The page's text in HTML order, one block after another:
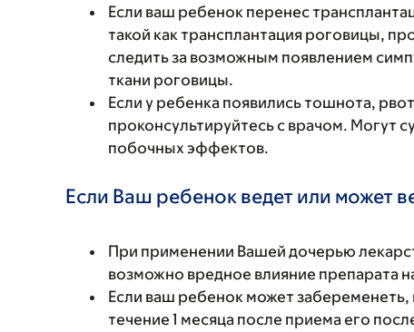
Если ваш ребенок перенес
такой как трансплантация роговицы,
следить за возможным появлением
ткани роговицы.
Если у ребенка появились тошнота,
проконсультируйтесь с врачом. Могут
побочных эффектов.
Если Ваш ребенок ведет или может
При применении Вашей дочерью
возможно вредное влияние препарата
Если ваш ребенок может
течение 1 месяца после приема его